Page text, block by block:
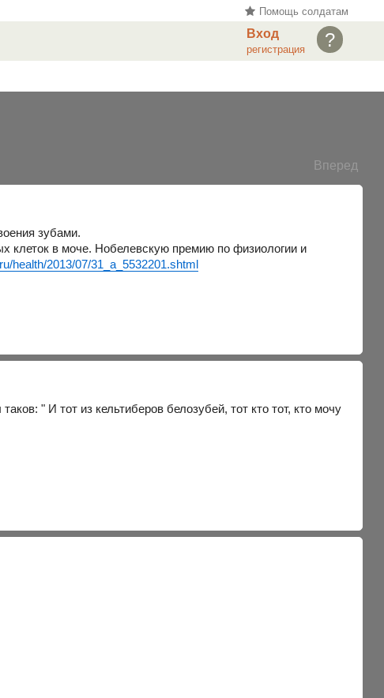
Помощь солдатам
?
Вход
регистрация
Вперед
зубами.
клеток в моче. Нобелевскую премию по физиологии и
health/2013/07/31_a_5532201.shtml
" И тот из кельтиберов белозубей, тот кто тот, кто мочу